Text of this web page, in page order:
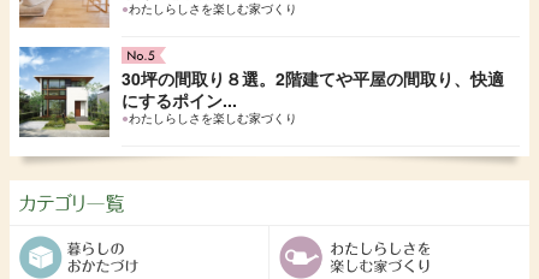
●わたしらしさを楽しむ家づくり
30坪の間取り８選。2階建てや平屋の間取り、快適
にするポイン...
●わたしらしさを楽しむ家づくり